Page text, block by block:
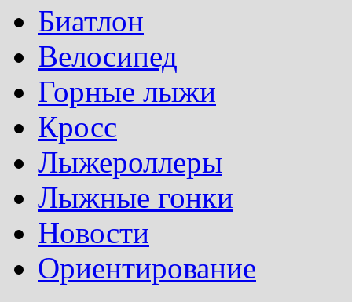
Биатлон
Велосипед
Горные лыжи
Кросс
Лыжероллеры
Лыжные гонки
Новости
Ориентирование